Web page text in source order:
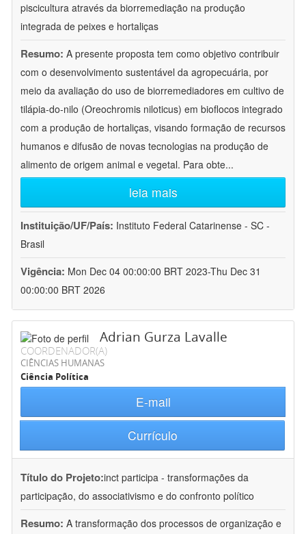
piscicultura através da biorremediação na produção
integrada de peixes e hortaliças
Resumo: A presente proposta tem como objetivo contribuir
com o desenvolvimento sustentável da agropecuária, por
meio da avaliação do uso de biorremediadores em cultivo de
tilápia-do-nilo (Oreochromis niloticus) em bioflocos integrado
com a produção de hortaliças, visando formação de recursos
humanos e difusão de novas tecnologias na produção de
alimento de origem animal e vegetal. Para obte...
leia mais
Instituição/UF/País: Instituto Federal Catarinense - SC -
Brasil
Vigência: Mon Dec 04 00:00:00 BRT 2023-Thu Dec 31
00:00:00 BRT 2026
Adrian Gurza Lavalle
COORDENADOR(A)
CIÊNCIAS HUMANAS
Ciência Política
E-mail
Currículo
Título do Projeto:inct participa - transformações da
participação, do associativismo e do confronto político
Resumo: A transformação dos processos de organização e